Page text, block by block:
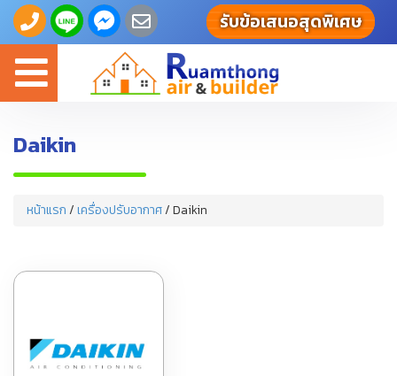
รับข้อเสนอสุดพิเศษ
Toggle
navigation
Daikin
หน้าแรก/เครื่องปรับอากาศ/ Daikin